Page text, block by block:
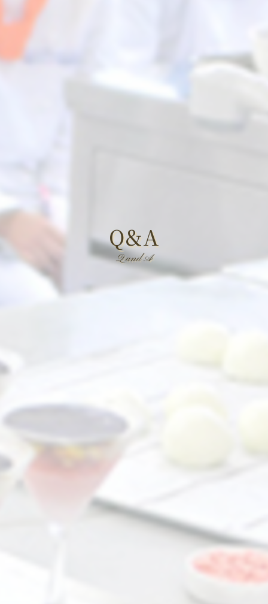
Q&A
Q and A